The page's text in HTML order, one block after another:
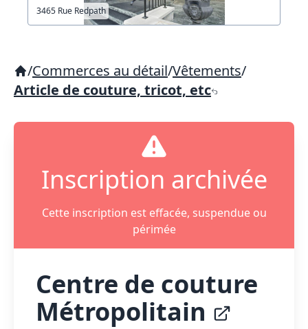
3465 Rue Redpath
/Commerces au détail/Vêtements/
Article de couture, tricot, etc
Inscription archivée
Cette inscription est effacée, suspendue ou
périmée
Centre de couture
Métropolitain